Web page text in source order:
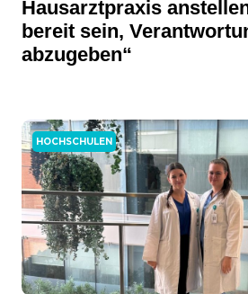
Hausarztpraxis
bereit sein,
abzugeben“
HOCHSCHULEN